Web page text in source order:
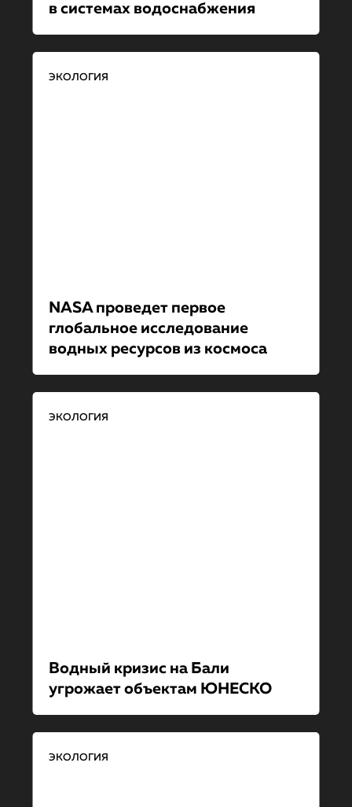
в системах водоснабжения
ЭКОЛОГИЯ
NASA проведет первое
глобальное исследование
водных ресурсов из космоса
ЭКОЛОГИЯ
Водный кризис на Бали
угрожает объектам ЮНЕСКО
ЭКОЛОГИЯ